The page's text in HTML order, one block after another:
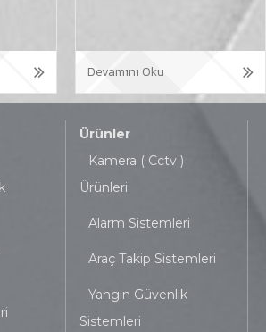
Devamını Oku
Ürünler
Kamera ( Cctv )
Ürünleri
Alarm Sistemleri
Araç Takip Sistemleri
Yangın Güvenlik
Sistemleri